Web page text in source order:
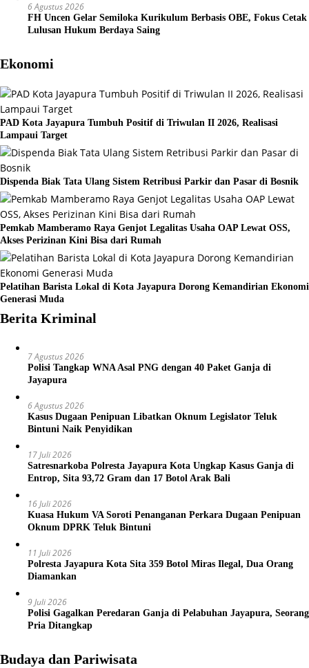
6 Agustus 2026
FH Uncen Gelar Semiloka Kurikulum Berbasis OBE, Fokus Cetak
Lulusan Hukum Berdaya Saing
Ekonomi
PAD Kota Jayapura Tumbuh Positif di Triwulan II 2026, Realisasi
Lampaui Target
Dispenda Biak Tata Ulang Sistem Retribusi Parkir dan Pasar di Bosnik
Pemkab Mamberamo Raya Genjot Legalitas Usaha OAP Lewat OSS,
Akses Perizinan Kini Bisa dari Rumah
Pelatihan Barista Lokal di Kota Jayapura Dorong Kemandirian Ekonomi
Generasi Muda
Berita Kriminal
7 Agustus 2026
Polisi Tangkap WNA Asal PNG dengan 40 Paket Ganja di
Jayapura
6 Agustus 2026
Kasus Dugaan Penipuan Libatkan Oknum Legislator Teluk
Bintuni Naik Penyidikan
17 Juli 2026
Satresnarkoba Polresta Jayapura Kota Ungkap Kasus Ganja di
Entrop, Sita 93,72 Gram dan 17 Botol Arak Bali
16 Juli 2026
Kuasa Hukum VA Soroti Penanganan Perkara Dugaan Penipuan
Oknum DPRK Teluk Bintuni
11 Juli 2026
Polresta Jayapura Kota Sita 359 Botol Miras Ilegal, Dua Orang
Diamankan
9 Juli 2026
Polisi Gagalkan Peredaran Ganja di Pelabuhan Jayapura, Seorang
Pria Ditangkap
Budaya dan Pariwisata